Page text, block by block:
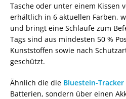
Tasche oder unter einem Kissen
erhältlich in 6 aktuellen Farben,
und bringt eine Schlaufe zum
Tags sind aus mindesten 50 %
Kunststoffen sowie nach
geschützt.
Ähnlich die die Bluestein-Tracker
Batterien, sondern über einen